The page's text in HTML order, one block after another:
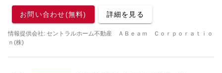
お問い合わせ(無料) 詳細を見る
情報提供会社: セントラルホーム不動産 ＡＢｅａｍ Ｃｏｒｐｏｒａｔｉｏ
ｎ(株)